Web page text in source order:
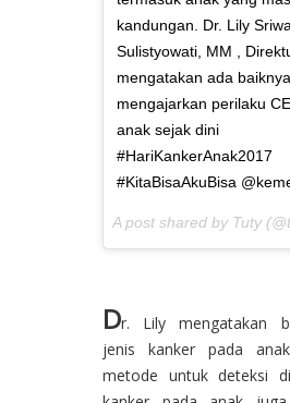
kandungan. Dr. Lily
Sulistyowati, MM ,
mengatakan ada
mengajarkan perilaku
anak sejak dini
#HariKankerAnak2017
#KitaBisaAkuBisa
Dr. Lily mengatakan
jenis kanker pada
metode untuk deteksi